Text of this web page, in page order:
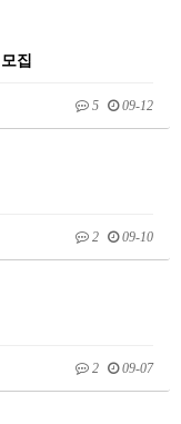
집
5 09-12
2 09-10
2 09-07